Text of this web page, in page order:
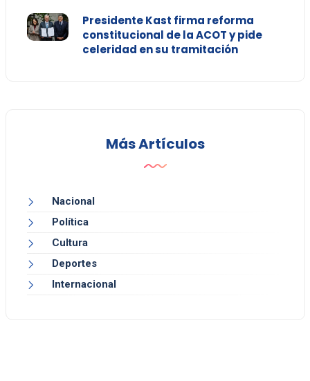
Presidente Kast firma reforma
constitucional de la ACOT y pide
celeridad en su tramitación
Más Artículos
Nacional
Política
Cultura
Deportes
Internacional